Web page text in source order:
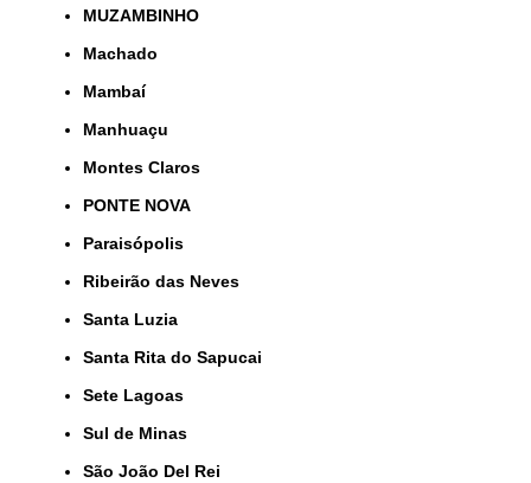
MUZAMBINHO
Machado
Mambaí
Manhuaçu
Montes Claros
PONTE NOVA
Paraisópolis
Ribeirão das Neves
Santa Luzia
Santa Rita do Sapucai
Sete Lagoas
Sul de Minas
São João Del Rei